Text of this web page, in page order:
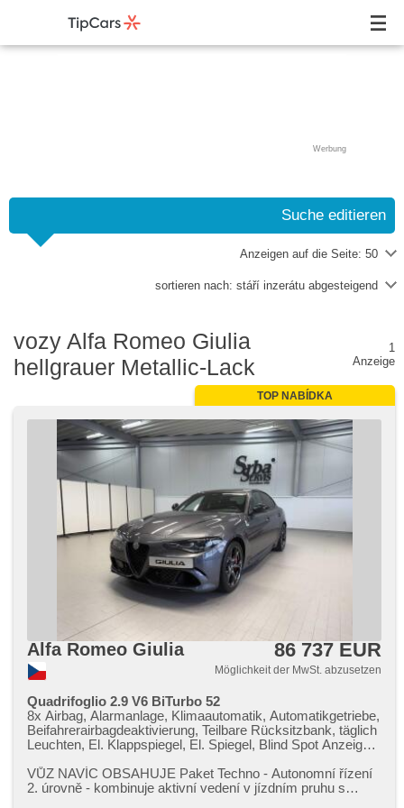
Werbung
Suche editieren
Anzeigen auf die Seite: 50
sortieren nach: stáří inzerátu abgesteigend
vozy Alfa Romeo Giulia
hellgrauer Metallic-Lack
1
Anzeige
TOP NABÍDKA
Alfa Romeo Giulia 86 737 EUR
Möglichkeit der MwSt. abzusetzen
Quadrifoglio 2.9 V6 BiTurbo 52
8x Airbag, Alarmanlage, Klimaautomatik, Automatikgetriebe,
Beifahrerairbagdeaktivierung, Teilbare Rücksitzbank, täglich
Leuchten, El. Klappspiegel, El. Spiegel, Blind Spot Anzeige,
Scheibenwischersensor, Reifendrucksensor, Adaptive
Geschwindigkeitsregelung, USB, beheizte Sitze, beheizte
VŮZ NAVÍC OBSAHUJE Paket Techno ​- Autonomní řízení
2. úrovně ​- kombinuje aktivní vedení v jízdním pruhu s